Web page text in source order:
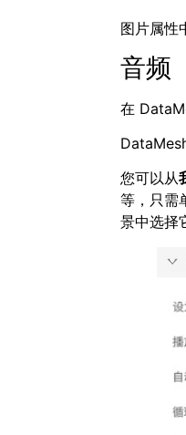
图片属性
音频
在
您可以从
等，只需
景中选择